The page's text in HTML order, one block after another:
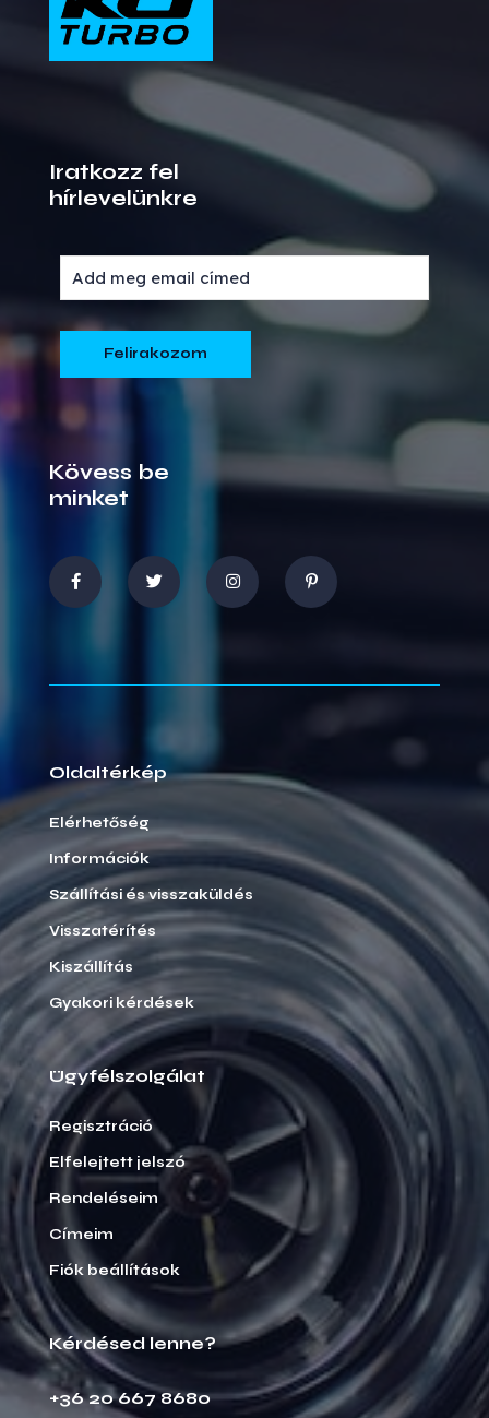
Iratkozz fel
hírlevelünkre
Kövess be
minket
Oldaltérkép
Elérhetőség
Információk
Szállítási és visszaküldés
Visszatérítés
Kiszállítás
Gyakori kérdések
Ügyfélszolgálat
Regisztráció
Elfelejtett jelszó
Rendeléseim
Címeim
Fiók beállítások
Kérdésed lenne?
+36 20 667 8680